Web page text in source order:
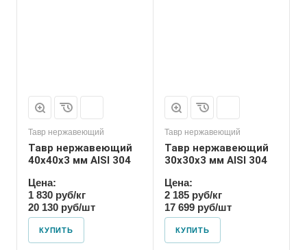
Тавр нержавеющий
Тавр нержавеющий
40х40х3 мм AISI 304
Цена:
1 830 руб/кг
20 130 руб/шт
КУПИТЬ
Тавр нержавеющий
Тавр нержавеющий
30х30х3 мм AISI 304
Цена:
2 185 руб/кг
17 699 руб/шт
КУПИТЬ